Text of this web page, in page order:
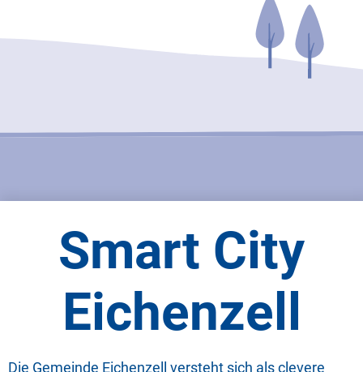
Smart City
Eichenzell
Die Gemeinde Eichenzell versteht sich als clevere